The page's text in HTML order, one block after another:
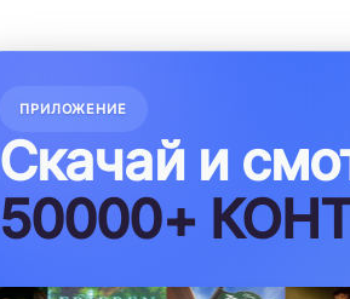
ПРИЛОЖЕНИЕ
Скачай и
БЕЗ VPN